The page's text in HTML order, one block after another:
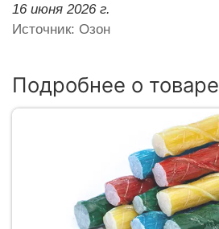
16 июня 2026 г.
Источник: Озон
Подробнее о товаре